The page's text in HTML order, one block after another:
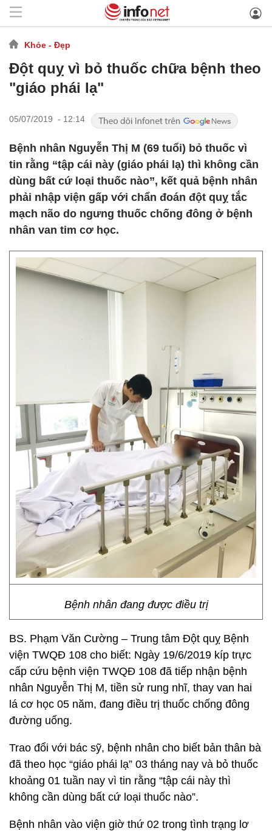
Khỏe - Đẹp
Đột quỵ vì bỏ thuốc chữa bệnh theo
"giáo phái lạ"
05/07/2019 - 12:14
Bệnh nhân Nguyễn Thị M (69 tuổi) bỏ thuốc vì
tin rằng “tập cái này (giáo phái lạ) thì không cần
dùng bất cứ loại thuốc nào”, kết quả bệnh nhân
phải nhập viện gấp với chẩn đoán đột quỵ tắc
mạch não do ngưng thuốc chống đông ở bệnh
nhân van tim cơ học.
Bệnh nhân đang được điều trị
BS. Phạm Văn Cường – Trung tâm Đột quỵ Bệnh
viện TWQĐ 108 cho biết: Ngày 19/6/2019 kíp trực
cấp cứu bệnh viện TWQĐ 108 đã tiếp nhận bệnh
nhân Nguyễn Thị M, tiền sử rung nhĩ, thay van hai
lá cơ học 05 năm, đang điều trị thuốc chống đông
đường uống.
Trao đổi với bác sỹ, bệnh nhân cho biết bản thân bà
đã theo học “giáo phái lạ” 03 tháng nay và bỏ thuốc
khoảng 01 tuần nay vì tin rằng “tập cái này thì
không cần dùng bất cứ loại thuốc nào”.
Bệnh nhân vào viện giờ thứ 02 trong tình trạng lơ